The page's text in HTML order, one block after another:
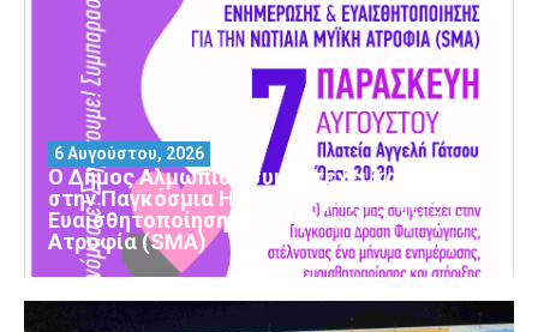
Ο Δήμος Αλμωπίας συμμετέχει και φέτος
στην Παγκόσμια Ημέρα Ενημέρωσης και
Ευαισθητοποίησης για τη Νωτιαία Μυϊκή
Ατροφία (SMA)
6 Αυγούστου, 2026